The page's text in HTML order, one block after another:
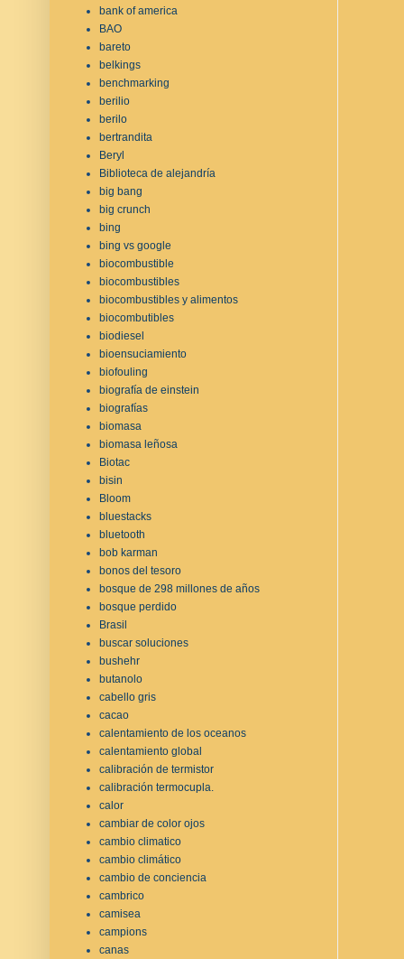
bank of america
BAO
bareto
belkings
benchmarking
berilio
berilo
bertrandita
Beryl
Biblioteca de alejandría
big bang
big crunch
bing
bing vs google
biocombustible
biocombustibles
biocombustibles y alimentos
biocombutibles
biodiesel
bioensuciamiento
biofouling
biografía de einstein
biografías
biomasa
biomasa leñosa
Biotac
bisin
Bloom
bluestacks
bluetooth
bob karman
bonos del tesoro
bosque de 298 millones de años
bosque perdido
Brasil
buscar soluciones
bushehr
butanolo
cabello gris
cacao
calentamiento de los oceanos
calentamiento global
calibración de termistor
calibración termocupla.
calor
cambiar de color ojos
cambio climatico
cambio climático
cambio de conciencia
cambrico
camisea
campions
canas